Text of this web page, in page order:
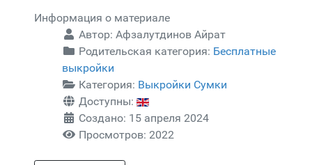
Информация о материале
Автор: Афзалутдинов Айрат
Родительская категория: Бесплатные
выкройки
Категория: Выкройки Сумки
Доступны:
Создано: 15 апреля 2024
Просмотров: 2022